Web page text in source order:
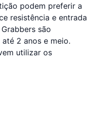
podem preferir a
resistência e entrada
são
2 anos e meio.
utilizar os